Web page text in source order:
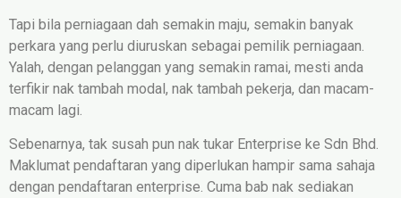
Tapi bila perniagaan dah semakin maju, semakin banyak
perkara yang perlu diuruskan sebagai pemilik perniagaan.
Yalah, dengan pelanggan yang semakin ramai, mesti anda
terfikir nak tambah modal, nak tambah pekerja, dan macam-
macam lagi.
Sebenarnya, tak susah pun nak tukar Enterprise ke Sdn Bhd.
Maklumat pendaftaran yang diperlukan hampir sama sahaja
dengan pendaftaran enterprise. Cuma bab nak sediakan